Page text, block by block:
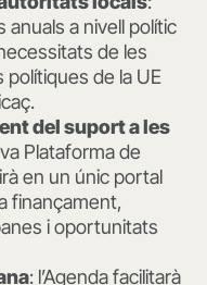
anuals a nivell polític
de les
de la UE
del suport a les
Plataforma de
en un únic portal
finançament,
i oportunitats
: l’Agenda facilitarà